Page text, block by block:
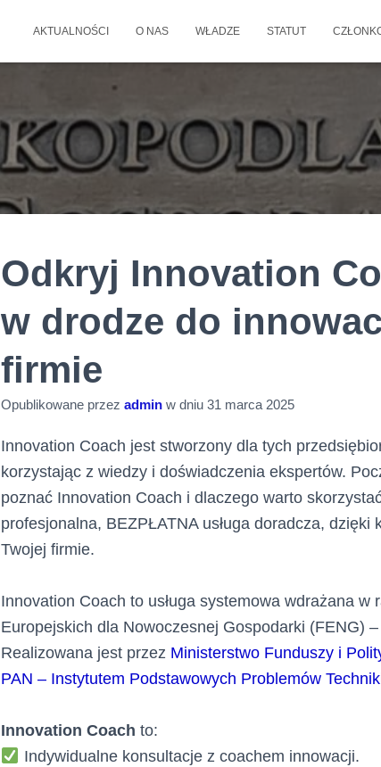
AKTUALNOŚCI O NAS WŁADZE STATUT
Odkryj Innovation
w drodze do
firmie
Opublikowane przez admin w dniu 31 marca 2025
Innovation Coach jest stworzony dla tych
korzystając z wiedzy i doświadczenia ekspertów.
poznać Innovation Coach i dlaczego warto
profesjonalna, BEZPŁATNA usługa doradcza,
Twojej firmie.
Innovation Coach to usługa systemowa wdrażana w
Europejskich dla Nowoczesnej Gospodarki (FENG)
Realizowana jest przez Ministerstwo Funduszy i
PAN – Instytutem Podstawowych Problemów
Innovation Coach to:
Indywidualne konsultacje z coachem innowacji.